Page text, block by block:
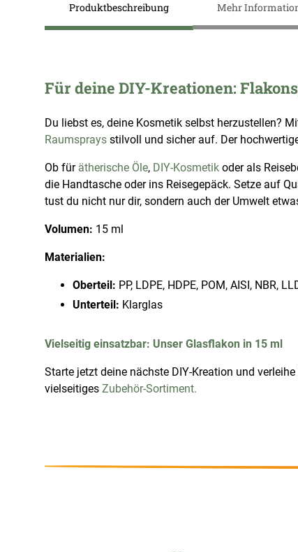
Produktbeschreibung
Für deine DIY-Kreationen:
Du liebst es, deine Kosmetik selbst herzustellen?
Raumsprays stilvoll und sicher auf. Der
Ob für ätherische Öle, DIY-Kosmetik oder als
die Handtasche oder ins Reisegepäck. Setze auf
tust du nicht nur dir, sondern auch der Umwelt
Volumen: 15 ml
Materialien:
Oberteil: PP, LDPE, HDPE, POM, AISI, NBR,
Unterteil: Klarglas
Vielseitig einsatzbar: Unser Glasflakon in 15 ml
Starte jetzt deine nächste DIY-Kreation und
vielseitiges Zubehör-Sortiment.
Mehr